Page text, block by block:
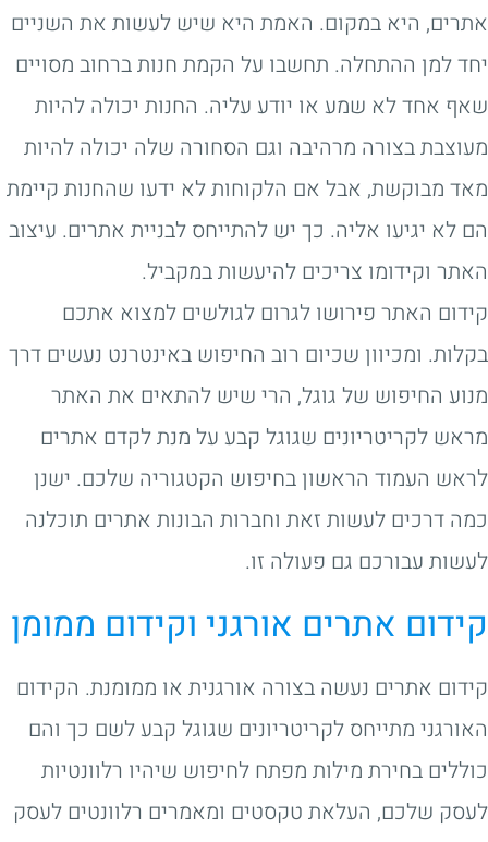
אתרים, היא במקום. האמת היא שיש לעשות את השניים
יחד למן ההתחלה. תחשבו על הקמת חנות ברחוב מסויים
שאף אחד לא שמע או יודע עליה. החנות יכולה להיות
מעוצבת בצורה מרהיבה וגם הסחורה שלה יכולה להיות
מאד מבוקשת, אבל אם הלקוחות לא ידעו שהחנות קיימת
הם לא יגיעו אליה. כך יש להתייחס לבניית אתרים. עיצוב
האתר וקידומו צריכים להיעשות במקביל.
קידום האתר פירושו לגרום לגולשים למצוא אתכם
בקלות. ומכיוון שכיום רוב החיפוש באינטרנט נעשים דרך
מנוע החיפוש של גוגל, הרי שיש להתאים את האתר
מראש לקריטריונים שגוגל קבע על מנת לקדם אתרים
לראש העמוד הראשון בחיפוש הקטגוריה שלכם. ישנן
כמה דרכים לעשות זאת וחברות הבונות אתרים תוכלנה
לעשות עבורכם גם פעולה זו.
קידום אתרים אורגני וקידום ממומן
קידום אתרים נעשה בצורה אורגנית או ממומנת. הקידום
האורגני מתייחס לקריטריונים שגוגל קבע לשם כך והם
כוללים בחירת מילות מפתח לחיפוש שיהיו רלוונטיות
לעסק שלכם, העלאת טקסטים ומאמרים רלוונטים לעסק